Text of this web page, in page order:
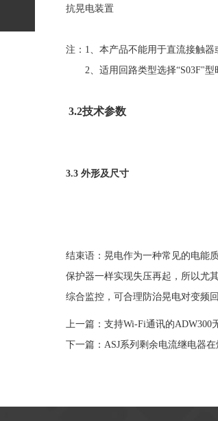
抗晃电装置
注： 1、本产品不能用于直流接触器
2、适用回路类型选择“S03F"型
3.2技术参数
3.3 外形及尺寸
结束语：晃电作为一种常见的电能
保护器一样实现失压再起，所以尤
综合监控，可合理 防治晃电对变频
上一篇： 支持Wi-Fi通讯的ADW300
下一篇： ASJ系列剩余电流继电器